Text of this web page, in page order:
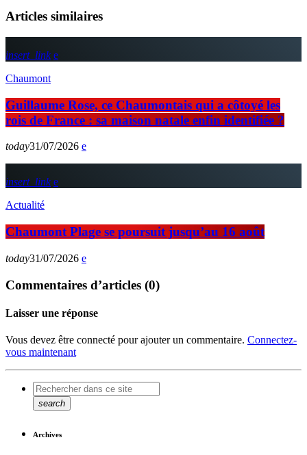
Articles similaires
insert_link
Chaumont
Guillaume Rose, ce Chaumontais qui a côtoyé les
rois de France : sa maison natale enfin identifiée ?
today31/07/2026
insert_link
Actualité
Chaumont Plage se poursuit jusqu’au 16 août
today31/07/2026
Commentaires d’articles (0)
Laisser une réponse
Vous devez être connecté pour ajouter un commentaire. Connectez-
vous maintenant
search
Archives